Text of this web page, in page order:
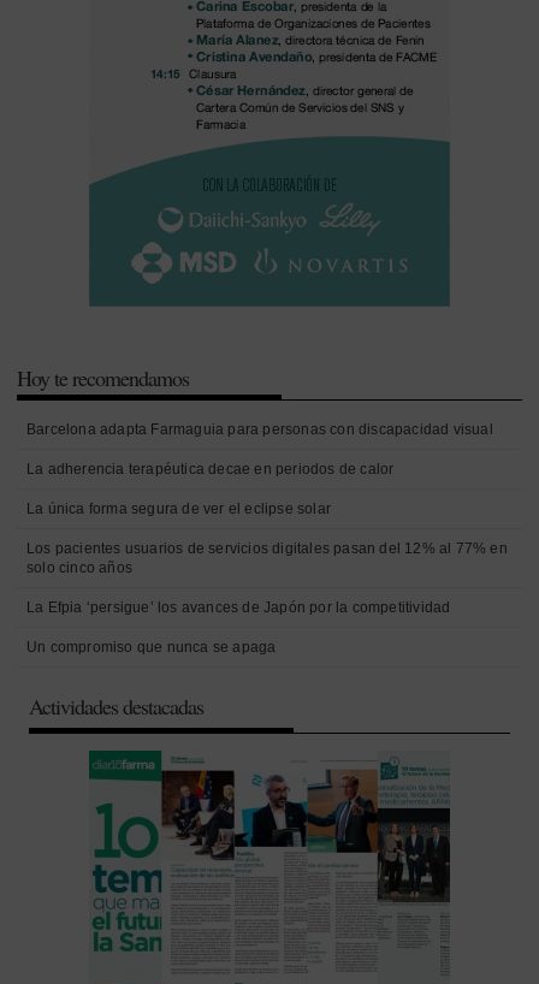
Hoy te recomendamos
Barcelona adapta Farmaguia para personas con discapacidad visual
La adherencia terapéutica decae en periodos de calor
La única forma segura de ver el eclipse solar
Los pacientes usuarios de servicios digitales pasan del 12% al 77% en
solo cinco años
La Efpia ‘persigue’ los avances de Japón por la competitividad
Un compromiso que nunca se apaga
Actividades destacadas